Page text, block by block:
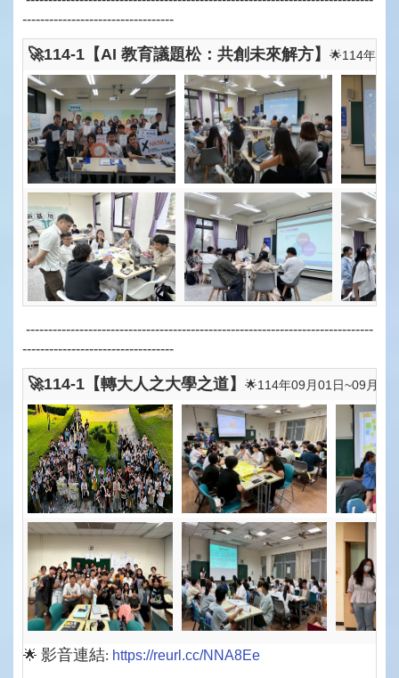
----------------------------------
🚀114-1【AI 教育議題松：共創未來解方】 🌟114年10
------------------------------------------------------------------------------
----------------------------------
🚀114-1【轉大人之大學之道】 🌟114年09月01日~09月05
🌟 影音連結: https://reurl.cc/NNA8Ee